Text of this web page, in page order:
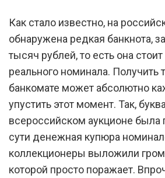
Как стало известно, на
обнаружена редкая банкнота,
тысяч рублей, то есть она
реального номинала. Получить
банкомате может абсолютно
упустить этот момент. Так,
всероссийском аукционе была
сути денежная купюра
коллекционеры выложили
которой просто поражает.